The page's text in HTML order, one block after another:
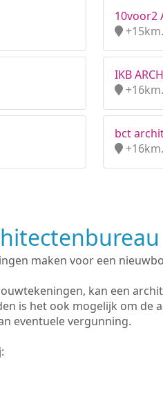
10voor2
IKB
bct
maken voor een
kan een
is het ook mogelijk om de
eventuele vergunning.